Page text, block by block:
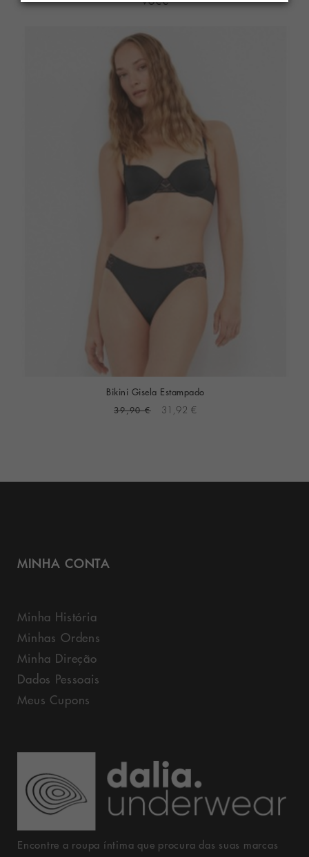
Bikini Gisela Estampado
39,90 € 31,92 €
MINHA CONTA
Minha História
Minhas Ordens
Minha Direção
Dados Pessoais
Meus Cupons
Encontre a roupa íntima que procura das suas marcas